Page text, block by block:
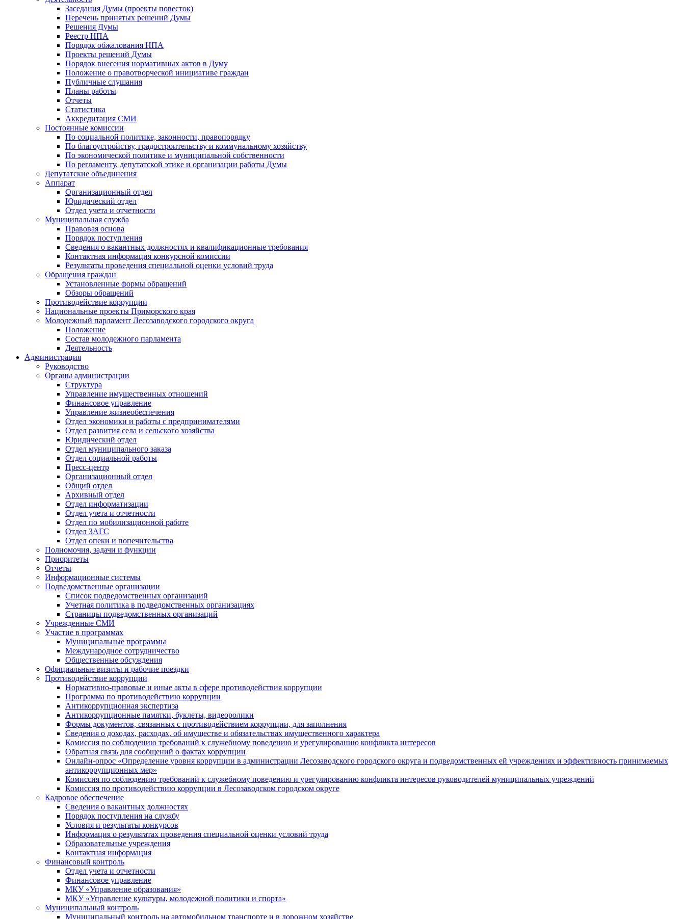
Заседания Думы (проекты повесток)
Перечень принятых решений Думы
Решения Думы
Реестр НПА
Порядок обжалования НПА
Проекты решений Думы
Порядок внесения нормативных актов в Думу
Положение о правотворческой инициативе граждан
Публичные слушания
Планы работы
Отчеты
Статистика
Аккредитация СМИ
Постоянные комиссии
По социальной политике, законности, правопорядку
По благоустройству, градостроительству и коммунальному хозяйству
По экономической политике и муниципальной собственности
По регламенту, депутатской этике и организации работы Думы
Депутатские объединения
Аппарат
Организационный отдел
Юридический отдел
Отдел учета и отчетности
Муниципальная служба
Правовая основа
Порядок поступления
Сведения о вакантных должностях и квалификационные требования
Контактная информация конкурсной комиссии
Результаты проведения специальной оценки условий труда
Обращения граждан
Установленные формы обращений
Обзоры обращений
Противодействие коррупции
Национальные проекты Приморского края
Молодежный парламент Лесозаводского городского округа
Положение
Состав молодежного парламента
Деятельность
Администрация
Руководство
Органы администрации
Структура
Управление имущественных отношений
Финансовое управление
Управление жизнеобеспечения
Отдел экономики и работы с предпринимателями
Отдел развития села и сельского хозяйства
Юридический отдел
Отдел муниципального заказа
Отдел социальной работы
Пресс-центр
Организационный отдел
Общий отдел
Архивный отдел
Отдел информатизации
Отдел учета и отчетности
Отдел по мобилизационной работе
Отдел ЗАГС
Отдел опеки и попечительства
Полномочия, задачи и функции
Приоритеты
Отчеты
Информационные системы
Подведомственные организации
Список подведомственных организаций
Учетная политика в подведомственных организациях
Страницы подведомственных организаций
Учрежденные СМИ
Участие в программах
Муниципальные программы
Международное сотрудничество
Общественные обсуждения
Официальные визиты и рабочие поездки
Противодействие коррупции
Нормативно-правовые и иные акты в сфере противодействия коррупции
Программа по противодействию коррупции
Антикоррупционная экспертиза
Антикоррупционные памятки, буклеты, видеоролики
Формы документов, связанных с противодействием коррупции, для заполнения
Сведения о доходах, расходах, об имуществе и обязательствах имущественного характера
Комиссия по соблюдению требований к служебному поведению и урегулированию конфликта интересов
Обратная связь для сообщений о фактах коррупции
Онлайн-опрос «Определение уровня коррупции в администрации Лесозаводского городского округа и подведомственных ей учреждениях и эффективность принимаемых
антикоррупционных мер»
Комиссия по соблюдению требований к служебному поведению и урегулированию конфликта интересов руководителей муниципальных учреждений
Комиссия по противодействию коррупции в Лесозаводском городском округе
Кадровое обеспечение
Сведения о вакантных должностях
Порядок поступления на службу
Условия и результаты конкурсов
Информация о результатах проведения специальной оценки условий труда
Образовательные учреждения
Контактная информация
Финансовый контроль
Отдел учета и отчетности
Финансовое управление
МКУ «Управление образования»
МКУ «Управление культуры, молодежной политики и спорта»
Муниципальный контроль
Муниципальный контроль на автомобильном транспорте и в дорожном хозяйстве